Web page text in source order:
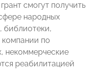
смогут получить
народных
библиотеки,
по
некоммерческие
реабилитацией